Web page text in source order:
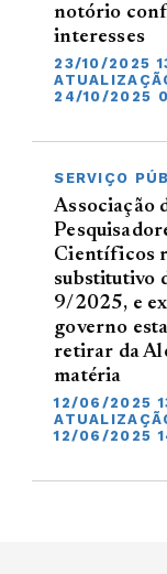
notório
interesses
23/10/2025
24/10/2025
SERVIÇO
Associação
Científicos
substitutivo
9/2025, e
governo
retirar da
matéria
12/06/2025
12/06/2025